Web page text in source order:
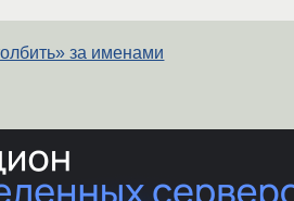
за именами